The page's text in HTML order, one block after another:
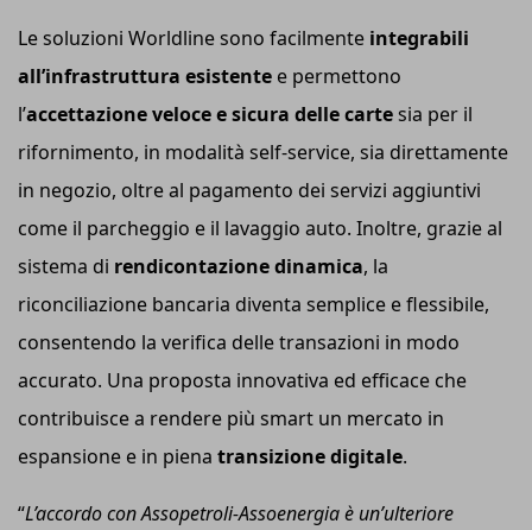
Le soluzioni Worldline sono facilmente integrabili
all’infrastruttura esistente e permettono
l’accettazione veloce e sicura delle cartesia per il
rifornimento, in modalità self-service, sia direttamente
in negozio, oltre al pagamento dei servizi aggiuntivi
come il parcheggio e il lavaggio auto. Inoltre, grazie al
sistema di rendicontazione dinamica, la
riconciliazione bancaria diventa semplice e flessibile,
consentendo la verifica delle transazioni in modo
accurato. Una proposta innovativa ed efficace che
contribuisce a rendere più smart un mercato in
espansione e in piena transizione digitale.
“L’accordo con Assopetroli-Assoenergia è un’ulteriore